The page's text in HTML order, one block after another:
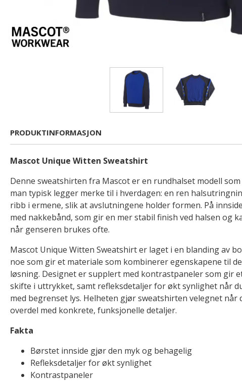
PRODUKTINFORMASJON
Mascot Unique Witten Sweatshirt
Denne sweatshirten fra Mascot er en rundhalset modell
man typisk legger merke til i hverdagen: en ren
ribb i ermene, slik at avslutningene holder formen. På
med nakkebånd, som gir en mer stabil finish ved halsen og
når genseren brukes ofte.
Mascot Unique Witten Sweatshirt er laget i en blanding av
noe som gir et materiale som kombinerer egenskapene til
løsning. Designet er supplert med kontrastpaneler som gir
skifte i uttrykket, samt refleksdetaljer for økt synlighet når
med begrenset lys. Helheten gjør sweatshirten velegnet når
overdel med konkrete, funksjonelle detaljer.
Fakta
Børstet innside gjør den myk og behagelig
Refleksdetaljer for økt synlighet
Kontrastpaneler